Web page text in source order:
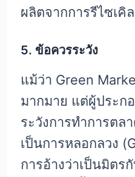
ผลิตจากการรีไซเคิล
5. ข้อควรระวัง
แม้ว่า Green
มากมาย แต่ผู้ประก
ระวังการทำการตล
เป็นการหลอกลวง
การอ้างว่าเป็นมิตร